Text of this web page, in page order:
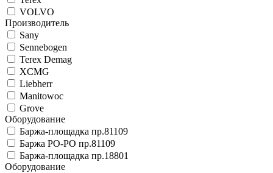
VOLVO
Производитель
Sany
Sennebogen
Terex Demag
XCMG
Liebherr
Manitowoc
Grove
Оборудование
Баржа-площадка пр.81109
Баржа РО-РО пр.81109
Баржа-площадка пр.18801
Оборудование